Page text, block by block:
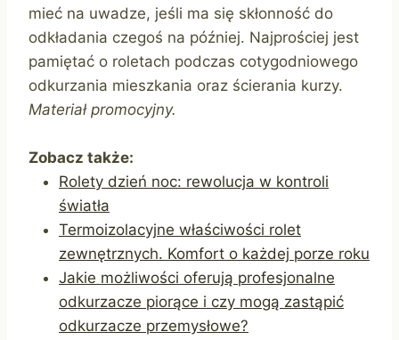
mieć na uwadze, jeśli ma się skłonność do
odkładania czegoś na później. Najprościej jest
pamiętać o roletach podczas cotygodniowego
odkurzania mieszkania oraz ścierania kurzy.
Materiał promocyjny.
Zobacz także:
Rolety dzień noc: rewolucja w kontroli
światła
Termoizolacyjne właściwości rolet
zewnętrznych. Komfort o każdej porze roku
Jakie możliwości oferują profesjonalne
odkurzacze piorące i czy mogą zastąpić
odkurzacze przemysłowe?